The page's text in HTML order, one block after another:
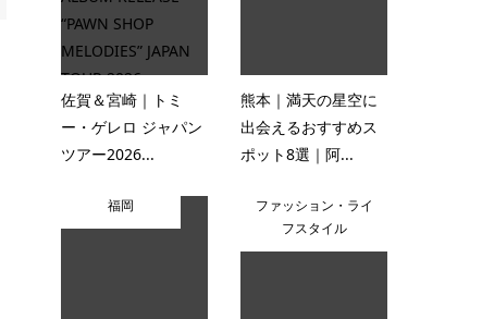
佐賀＆宮崎｜トミ
ー・ゲレロ ジャパン
ツアー2026...
熊本｜満天の星空に
出会えるおすすめス
ポット8選｜阿...
福岡
ファッション・ライ
フスタイル